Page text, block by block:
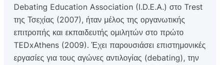
Debating Education Association (I.D.E.A.) στο Trest
της Τσεχίας (2007), ήταν μέλος της οργανωτικής
επιτροπής και εκπαιδευτής ομιλητών στο πρώτο
TEDxAthens (2009). Έχει παρουσιάσει επιστημονικές
εργασίες για τους αγώνες αντιλογίας (debating), την